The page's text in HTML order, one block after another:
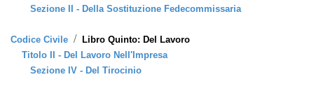
Sezione II - Della Sostituzione Fedecommissaria
Codice Civile / Libro Quinto: Del Lavoro
Titolo II - Del Lavoro Nell'Impresa
Sezione IV - Del Tirocinio